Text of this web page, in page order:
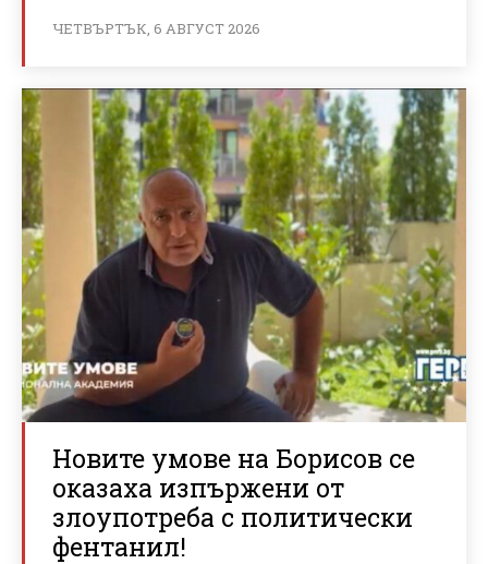
ЧЕТВЪРТЪК, 6 АВГУСТ 2026
Новите умове на Борисов се
оказаха изпържени от
злоупотреба с политически
фентанил!